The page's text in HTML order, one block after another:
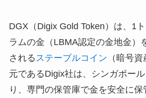
DGX（Digix Gold Token）は、1
ラムの金（LBMA認定の金地金）
される ステーブルコイン （暗号
元であるDigix社は、シンガポー
り、専門の保管庫で金を安全に保